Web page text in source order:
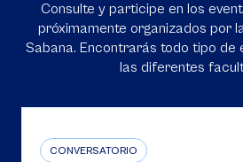
Consulte y participe en los
próximamente organizados por
Sabana. Encontrarás todo tipo de
las diferentes
CONVERSATORIO